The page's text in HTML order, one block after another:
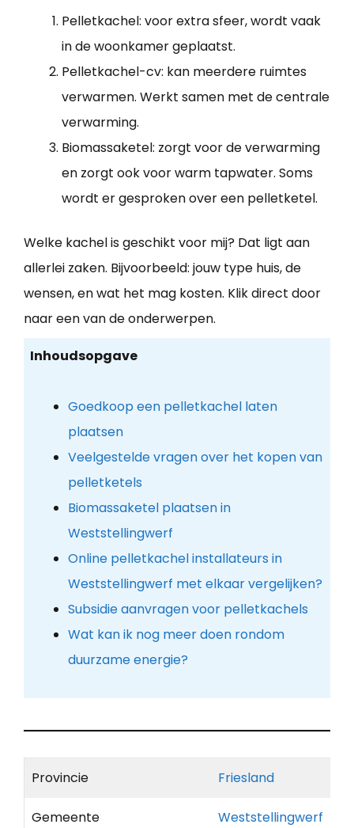
Pelletkachel: voor extra sfeer, wordt vaak
in de woonkamer geplaatst.
Pelletkachel-cv: kan meerdere ruimtes
verwarmen. Werkt samen met de centrale
verwarming.
Biomassaketel: zorgt voor de verwarming
en zorgt ook voor warm tapwater. Soms
wordt er gesproken over een pelletketel.
Welke kachel is geschikt voor mij? Dat ligt aan
allerlei zaken. Bijvoorbeeld: jouw type huis, de
wensen, en wat het mag kosten. Klik direct door
naar een van de onderwerpen.
Inhoudsopgave
Goedkoop een pelletkachel laten
plaatsen
Veelgestelde vragen over het kopen van
pelletketels
Biomassaketel plaatsen in
Weststellingwerf
Online pelletkachel installateurs in
Weststellingwerf met elkaar vergelijken?
Subsidie aanvragen voor pelletkachels
Wat kan ik nog meer doen rondom
duurzame energie?
Provincie Friesland
Gemeente Weststellingwerf